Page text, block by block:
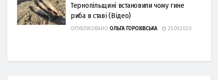
Тернопільщині встановили чому гине
риба в ставі (Відео)
ОПУБЛІКОВАНО ОЛЬГА ГОРОХІВСЬКА 25.09.2020